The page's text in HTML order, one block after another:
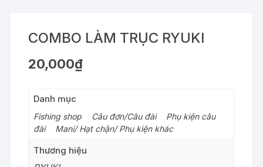
COMBO LÀM TRỤC RYUKI
20,000₫
Danh mục
Fishing shop Câu đơn/Câu đài
Phụ kiện câu
đài
Mani/ Hạt chặn/ Phụ kiện khác
Thương hiệu